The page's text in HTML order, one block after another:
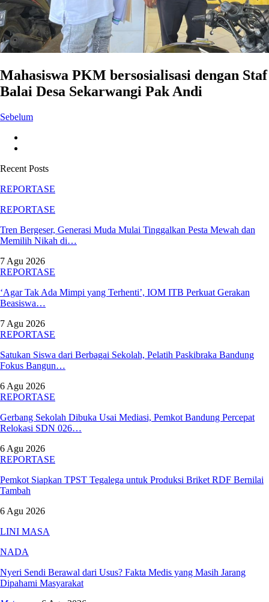
Mahasiswa PKM bersosialisasi dengan Staf
Balai Desa Sekarwangi Pak Andi
Sebelum
Recent Posts
REPORTASE
REPORTASE
Tren Bergeser, Generasi Muda Mulai Tinggalkan Pesta Mewah dan
Memilih Nikah di…
7 Agu 2026
REPORTASE
‘Agar Tak Ada Mimpi yang Terhenti’, IOM ITB Perkuat Gerakan
Beasiswa…
7 Agu 2026
REPORTASE
Satukan Siswa dari Berbagai Sekolah, Pelatih Paskibraka Bandung
Fokus Bangun…
6 Agu 2026
REPORTASE
Gerbang Sekolah Dibuka Usai Mediasi, Pemkot Bandung Percepat
Relokasi SDN 026…
6 Agu 2026
REPORTASE
Pemkot Siapkan TPST Tegalega untuk Produksi Briket RDF Bernilai
Tambah
6 Agu 2026
LINI MASA
NADA
Nyeri Sendi Berawal dari Usus? Fakta Medis yang Masih Jarang
Dipahami Masyarakat